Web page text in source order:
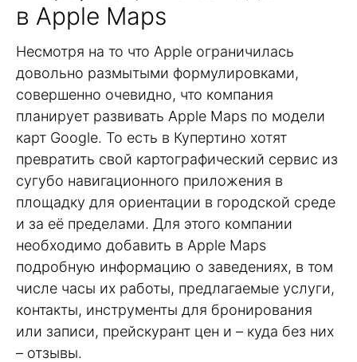
в Apple Maps
Несмотря на то что Apple ограничилась
довольно размытыми формулировками,
совершенно очевидно, что компания
планирует развивать Apple Maps по модели
карт Google. То есть в Купертино хотят
превратить свой картографический сервис из
сугубо навигационного приложения в
площадку для ориентации в городской среде
и за её пределами. Для этого компании
необходимо добавить в Apple Maps
подробную информацию о заведениях, в том
числе часы их работы, предлагаемые услуги,
контакты, инструменты для бронирования
или записи, прейскурант цен и – куда без них
– отзывы.